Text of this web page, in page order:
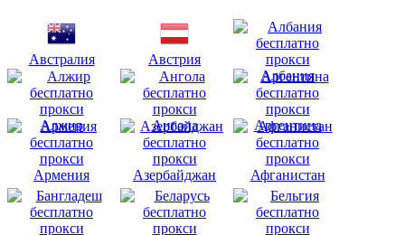
Австралия
Австрия
Албания
Алжир Ангола Аргентина
Армения Азербайджан Афганистан